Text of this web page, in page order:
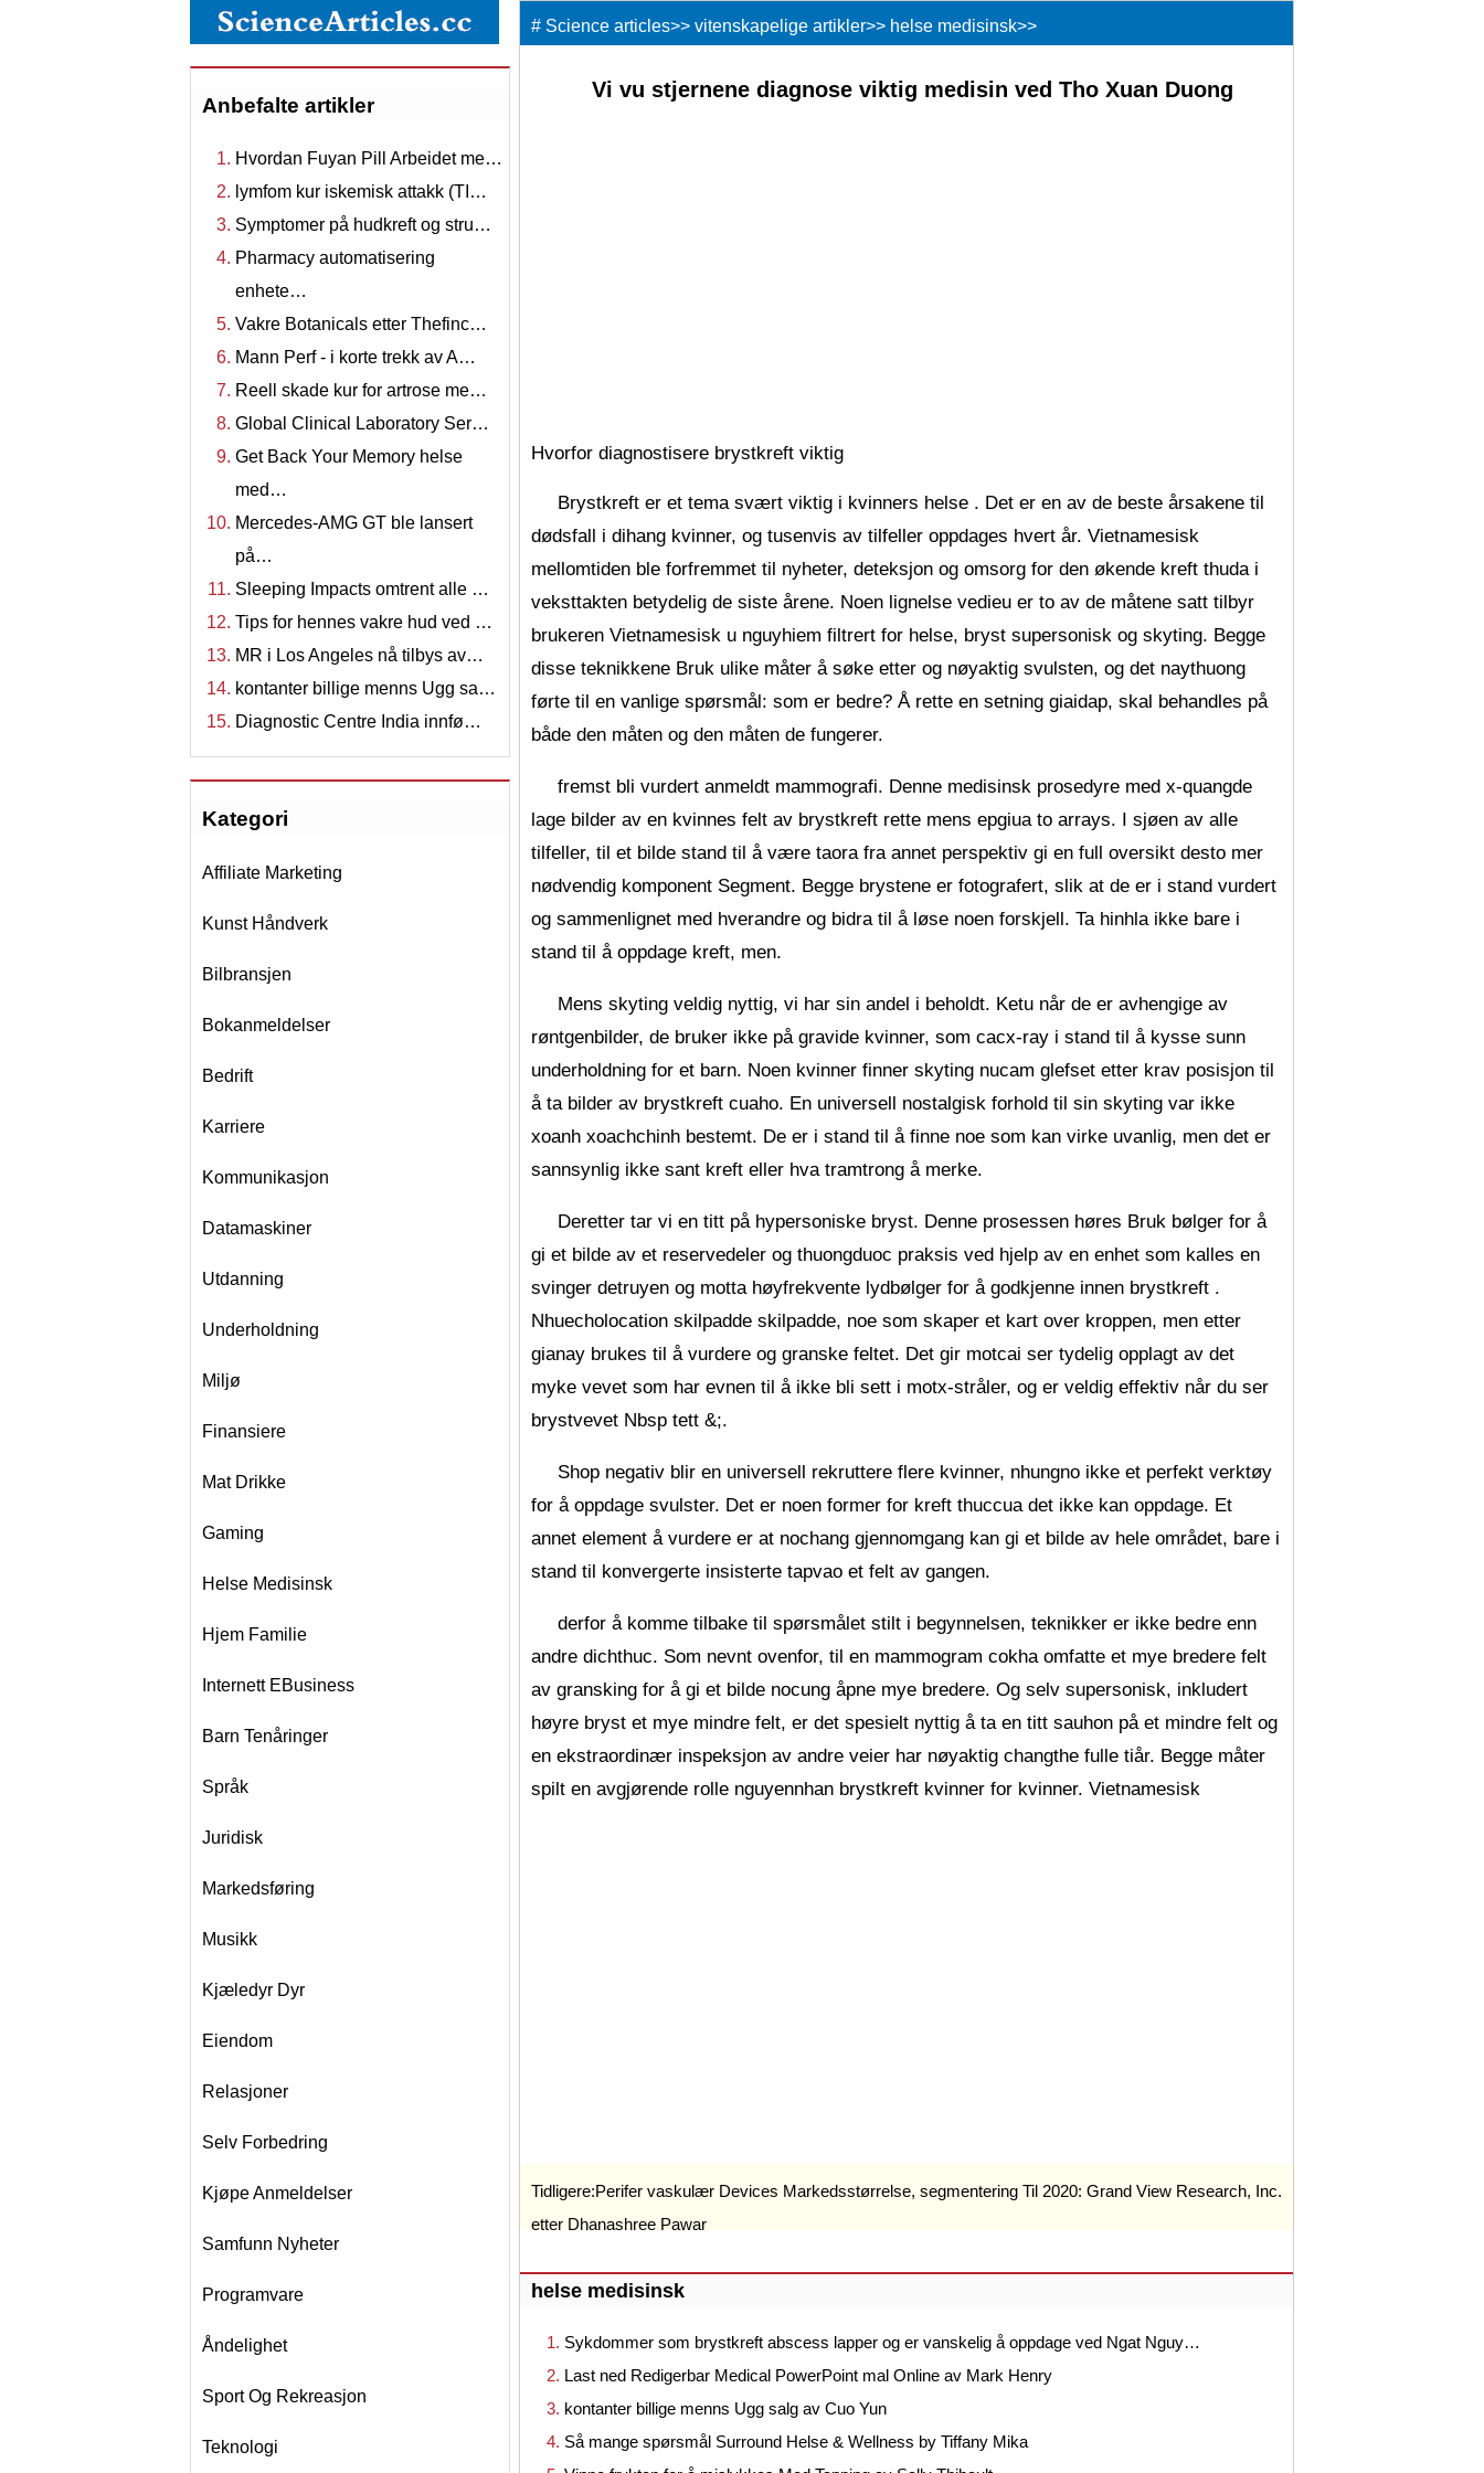
Anbefalte artikler
Hvordan Fuyan Pill Arbeidet me…
lymfom kur iskemisk attakk (TI…
Symptomer på hudkreft og stru…
Pharmacy automatisering
enhete…
Vakre Botanicals etter Thefinc…
Mann Perf - i korte trekk av A…
Reell skade kur for artrose me…
Global Clinical Laboratory Ser…
Get Back Your Memory helse
med…
Mercedes-AMG GT ble lansert
på…
Sleeping Impacts omtrent alle …
Tips for hennes vakre hud ved …
MR i Los Angeles nå tilbys av…
kontanter billige menns Ugg sa…
Diagnostic Centre India innfø…
Kategori
Affiliate Marketing
Kunst Håndverk
Bilbransjen
Bokanmeldelser
Bedrift
Karriere
Kommunikasjon
Datamaskiner
Utdanning
Underholdning
Miljø
Finansiere
Mat Drikke
Gaming
Helse Medisinsk
Hjem Familie
Internett EBusiness
Barn Tenåringer
Språk
Juridisk
Markedsføring
Musikk
Kjæledyr Dyr
Eiendom
Relasjoner
Selv Forbedring
Kjøpe Anmeldelser
Samfunn Nyheter
Programvare
Åndelighet
Sport Og Rekreasjon
Teknologi
# Science articles>> vitenskapelige artikler>> helse medisinsk>>
Vi vu stjernene diagnose viktig medisin ved Tho Xuan Duong
Hvorfor diagnostisere brystkreft viktig
Brystkreft er et tema svært viktig i kvinners helse . Det er en av de beste årsakene til
dødsfall i dihang kvinner, og tusenvis av tilfeller oppdages hvert år. Vietnamesisk
mellomtiden ble forfremmet til nyheter, deteksjon og omsorg for den økende kreft thuda i
veksttakten betydelig de siste årene. Noen lignelse vedieu er to av de måtene satt tilbyr
brukeren Vietnamesisk u nguyhiem filtrert for helse, bryst supersonisk og skyting. Begge
disse teknikkene Bruk ulike måter å søke etter og nøyaktig svulsten, og det naythuong
førte til en vanlige spørsmål: som er bedre? Å rette en setning giaidap, skal behandles på
både den måten og den måten de fungerer.
fremst bli vurdert anmeldt mammografi. Denne medisinsk prosedyre med x-quangde
lage bilder av en kvinnes felt av brystkreft rette mens epgiua to arrays. I sjøen av alle
tilfeller, til et bilde stand til å være taora fra annet perspektiv gi en full oversikt desto mer
nødvendig komponent Segment. Begge brystene er fotografert, slik at de er i stand vurdert
og sammenlignet med hverandre og bidra til å løse noen forskjell. Ta hinhla ikke bare i
stand til å oppdage kreft, men.
Mens skyting veldig nyttig, vi har sin andel i beholdt. Ketu når de er avhengige av
røntgenbilder, de bruker ikke på gravide kvinner, som cacx-ray i stand til å kysse sunn
underholdning for et barn. Noen kvinner finner skyting nucam glefset etter krav posisjon til
å ta bilder av brystkreft cuaho. En universell nostalgisk forhold til sin skyting var ikke
xoanh xoachchinh bestemt. De er i stand til å finne noe som kan virke uvanlig, men det er
sannsynlig ikke sant kreft eller hva tramtrong å merke.
Deretter tar vi en titt på hypersoniske bryst. Denne prosessen høres Bruk bølger for å
gi et bilde av et reservedeler og thuongduoc praksis ved hjelp av en enhet som kalles en
svinger detruyen og motta høyfrekvente lydbølger for å godkjenne innen brystkreft .
Nhuecholocation skilpadde skilpadde, noe som skaper et kart over kroppen, men etter
gianay brukes til å vurdere og granske feltet. Det gir motcai ser tydelig opplagt av det
myke vevet som har evnen til å ikke bli sett i motx-stråler, og er veldig effektiv når du ser
brystvevet Nbsp tett &;.
Shop negativ blir en universell rekruttere flere kvinner, nhungno ikke et perfekt verktøy
for å oppdage svulster. Det er noen former for kreft thuccua det ikke kan oppdage. Et
annet element å vurdere er at nochang gjennomgang kan gi et bilde av hele området, bare i
stand til konvergerte insisterte tapvao et felt av gangen.
derfor å komme tilbake til spørsmålet stilt i begynnelsen, teknikker er ikke bedre enn
andre dichthuc. Som nevnt ovenfor, til en mammogram cokha omfatte et mye bredere felt
av gransking for å gi et bilde nocung åpne mye bredere. Og selv supersonisk, inkludert
høyre bryst et mye mindre felt, er det spesielt nyttig å ta en titt sauhon på et mindre felt og
en ekstraordinær inspeksjon av andre veier har nøyaktig changthe fulle tiår. Begge måter
spilt en avgjørende rolle nguyennhan brystkreft kvinner for kvinner. Vietnamesisk
Tidligere:Perifer vaskulær Devices Markedsstørrelse, segmentering Til 2020: Grand View Research, Inc.
etter Dhanashree Pawar
helse medisinsk
Sykdommer som brystkreft abscess lapper og er vanskelig å oppdage ved Ngat Nguy…
Last ned Redigerbar Medical PowerPoint mal Online av Mark Henry
kontanter billige menns Ugg salg av Cuo Yun
Så mange spørsmål Surround Helse & Wellness by Tiffany Mika